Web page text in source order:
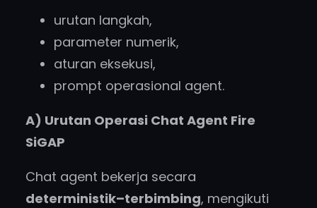
urutan langkah,
parameter numerik,
aturan eksekusi,
prompt operasional agent.
A) Urutan Operasi Chat Agent Fire
SiGAP
Chat agent bekerja secara
deterministik–terbimbing, mengikuti